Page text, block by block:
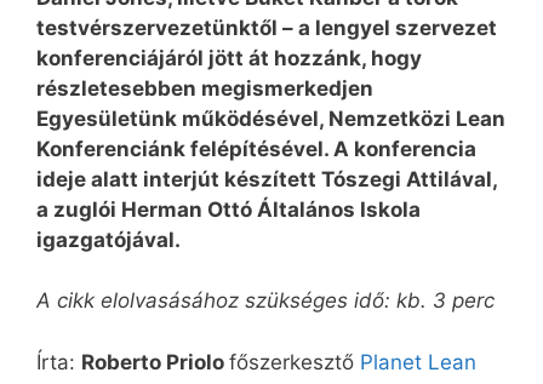
testvérszervezetünktől – a lengyel szervezet
konferenciájáról jött át hozzánk, hogy
részletesebben megismerkedjen
Egyesületünk működésével, Nemzetközi Lean
Konferenciánk felépítésével. A konferencia
ideje alatt interjút készített Tószegi Attilával,
a zuglói Herman Ottó Általános Iskola
igazgatójával.
A cikk elolvasásához szükséges idő: kb. 3 perc
Írta: Roberto Priolo főszerkesztő Planet Lean